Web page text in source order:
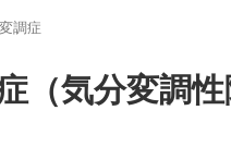
調症
（気分変調